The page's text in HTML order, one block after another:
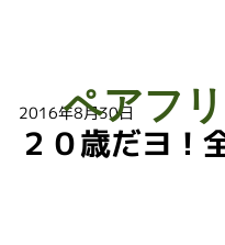
２０歳だヨ！
2016年8月30日
ペアフ